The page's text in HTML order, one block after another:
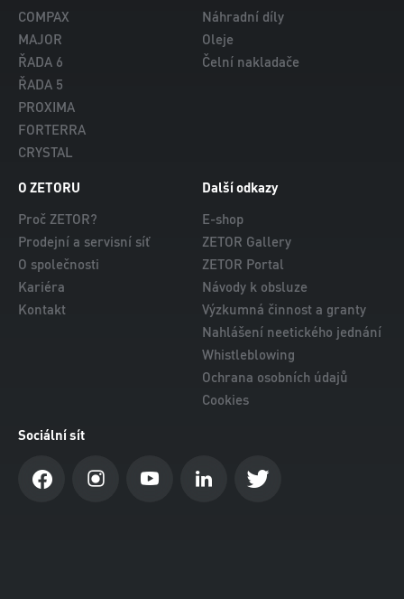
COMPAX
MAJOR
ŘADA 6
ŘADA 5
PROXIMA
FORTERRA
CRYSTAL
Náhradní díly
Oleje
Čelní nakladače
O ZETORU
Proč ZETOR?
Prodejní a servisní síť
O společnosti
Kariéra
Kontakt
Další odkazy
E-shop
ZETOR Gallery
ZETOR Portal
Návody k obsluze
Výzkumná činnost a granty
Nahlášení neetického jednání
Whistleblowing
Ochrana osobních údajů
Cookies
Sociální sít